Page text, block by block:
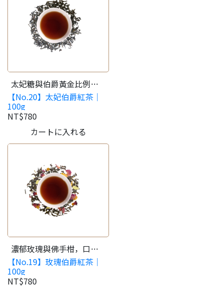
太妃糖與伯爵黃金比例，
甜食最佳伴侶！
【No.20】太妃伯爵紅茶｜
100g
NT$780
カートに入れる
濃郁玫瑰與佛手柑，口感
豐富平衡。
【No.19】玫瑰伯爵紅茶｜
100g
NT$780